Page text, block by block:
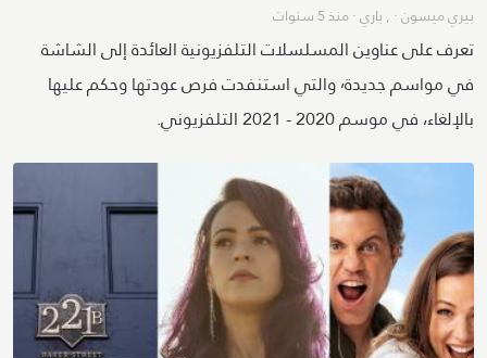
بيري ميسون· , باري·منذ 5 سنوات
تعرف على عناوين المسلسلات التلفزيونية العائدة إلى الشاشة
في مواسم جديدة٬ والتي استنفدت فرص عودتها وحكم عليها
بالإلغاء، في موسم 2020 - 2021 التلفزيوني.